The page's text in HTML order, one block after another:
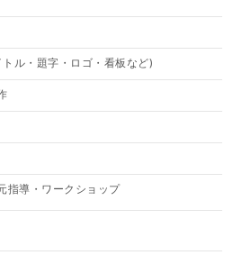
ル・題字・ロゴ・看板など)
指導・ワークショップ